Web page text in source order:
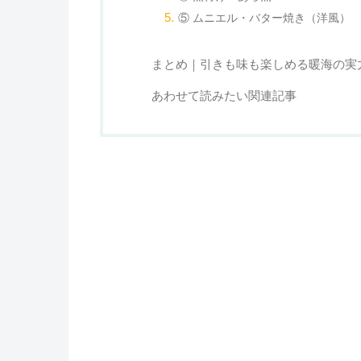
⑤ ムニエル・バター焼き（洋風）
まとめ｜引きも味も楽しめる暖海の実
あわせて読みたい関連記事